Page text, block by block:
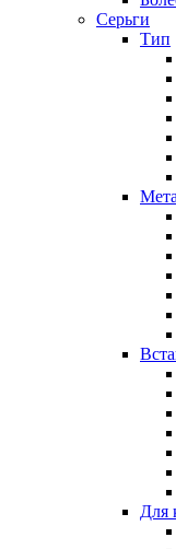
Серьги
Тип
Для